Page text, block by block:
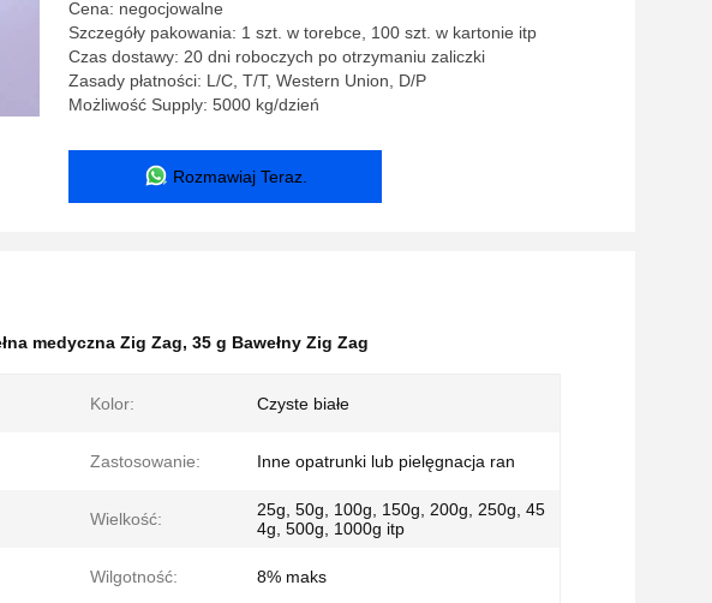
Cena: negocjowalne
Szczegóły pakowania: 1 szt. w torebce, 100 szt. w kartonie itp
Czas dostawy: 20 dni roboczych po otrzymaniu zaliczki
Zasady płatności: L/C, T/T, Western Union, D/P
Możliwość Supply: 5000 kg/dzień
Rozmawiaj Teraz.
medyczna Zig Zag, 35 g Bawełny Zig Zag
Kolor: Czyste białe
Zastosowanie: Inne opatrunki lub pielęgnacja ran
Wielkość:
25g, 50g, 100g, 150g, 200g, 250g, 45
4g, 500g, 1000g itp
Wilgotność: 8% maks